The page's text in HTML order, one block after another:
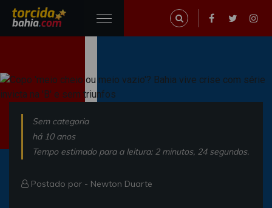
Sem categoria
há 10 anos
Tempo estimado para a leitura: 2 minutos, 24 segundos.
Postado por - Newton Duarte